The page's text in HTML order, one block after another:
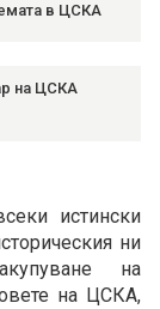
в ЦСКА
на ЦСКА
истински
ни
на
на ЦСКА,